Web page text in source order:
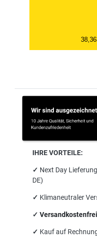
IHRE VORTEILE:
✓ Next Day
DE)
✓ Klimaneutraler
✓ Versandkostenfrei
✓ Kauf auf